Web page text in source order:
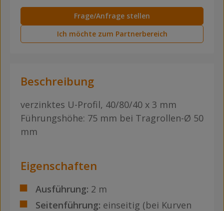
Frage/Anfrage stellen
Ich möchte zum Partnerbereich
Beschreibung
verzinktes U-Profil, 40/80/40 x 3 mm
Führungshöhe: 75 mm bei Tragrollen-Ø 50
mm
Eigenschaften
Ausführung: 2 m
Seitenführung: einseitig (bei Kurven